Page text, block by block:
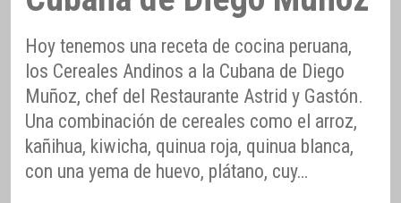
Hoy tenemos una receta de cocina peruana,
los Cereales Andinos a la Cubana de Diego
Muñoz, chef del Restaurante Astrid y Gastón.
Una combinación de cereales como el arroz,
kañihua, kiwicha, quinua roja, quinua blanca,
con una yema de huevo, plátano, cuy…